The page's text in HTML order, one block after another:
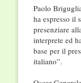
Paolo
ha espresso il
presenziare
interprete ed
base per il
italiano”.